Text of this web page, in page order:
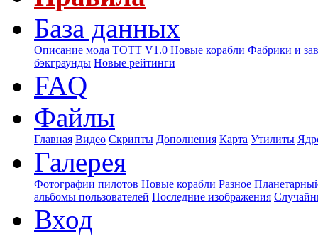
База данных
Описание мода ТОТТ V1.0 Новые корабли Фабрики и
бэкграунды Новые рейтинги
FAQ
Файлы
Главная Видео Скрипты Дополнения Карта Утилиты
Галерея
Фотографии пилотов Новые корабли Разное
альбомы пользователей Последние изображения
Вход